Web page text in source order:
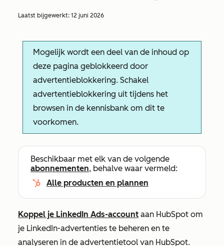
Laatst bijgewerkt: 12 juni 2026
Mogelijk wordt een deel van de inhoud op
deze pagina geblokkeerd door
advertentieblokkering. Schakel
advertentieblokkering uit tijdens het
browsen in de kennisbank om dit te
voorkomen.
Beschikbaar met elk van de volgende
abonnementen, behalve waar vermeld:
Alle producten en plannen
Koppel je LinkedIn Ads-account aan HubSpot om
je LinkedIn-advertenties te beheren en te
analyseren in de advertentietool van HubSpot.